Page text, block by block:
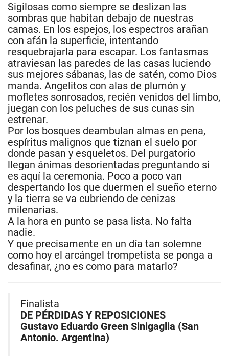
Sigilosas como siempre se deslizan las
sombras que habitan debajo de nuestras
camas. En los espejos, los espectros arañan
con afán la superficie, intentando
resquebrajarla para escapar. Los fantasmas
atraviesan las paredes de las casas luciendo
sus mejores sábanas, las de satén, como Dios
manda. Angelitos con alas de plumón y
mofletes sonrosados, recién venidos del limbo,
juegan con los peluches de sus cunas sin
estrenar.
Por los bosques deambulan almas en pena,
espíritus malignos que tiznan el suelo por
donde pasan y esqueletos. Del purgatorio
llegan ánimas desorientadas preguntando si
es aquí la ceremonia. Poco a poco van
despertando los que duermen el sueño eterno
y la tierra se va cubriendo de cenizas
milenarias.
A la hora en punto se pasa lista. No falta
nadie.
Y que precisamente en un día tan solemne
como hoy el arcángel trompetista se ponga a
desafinar, ¿no es como para matarlo?
Finalista
DE PÉRDIDAS Y REPOSICIONES
Gustavo Eduardo Green Sinigaglia (San
Antonio. Argentina)